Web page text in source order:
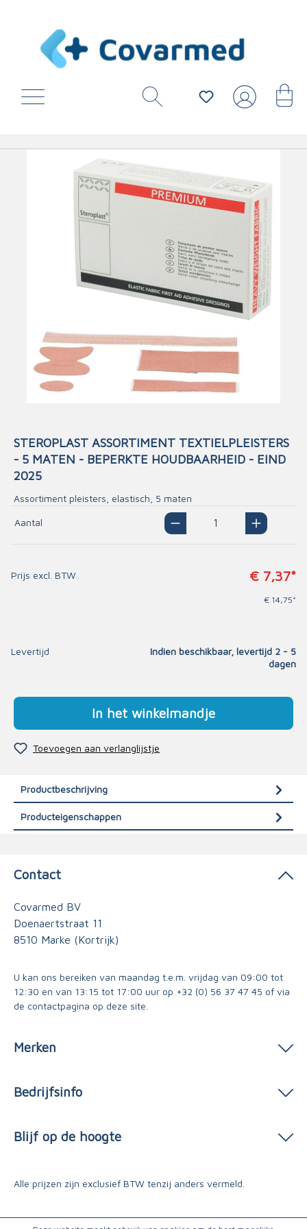
STEROPLAST ASSORTIMENT TEXTIELPLEISTERS
- 5 MATEN - BEPERKTE HOUDBAARHEID - EIND
2025
Assortiment pleisters, elastisch, 5 maten
Aantal
Prijs excl. BTW € 7,37*
€ 14,75*
Levertijd
Indien beschikbaar, levertijd 2 - 5
dagen
In het winkelmandje
Toevoegen aan verlanglijstje
Productbeschrijving
Producteigenschappen
Contact
Covarmed BV
Doenaertstraat 11
8510 Marke (Kortrijk)
U kan ons bereiken van maandag t.e.m. vrijdag van 09:00 tot
12:30 en van 13:15 tot 17:00 uur op +32 (0) 56 37 47 45 of via
de contactpagina op deze site.
Merken
Bedrijfsinfo
Blijf op de hoogte
Alle prijzen zijn exclusief BTW tenzij anders vermeld.